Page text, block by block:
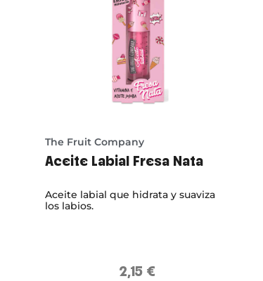
The Fruit Company
Aceite Labial Fresa Nata
Aceite labial que hidrata y suaviza
los labios.
2,15 €